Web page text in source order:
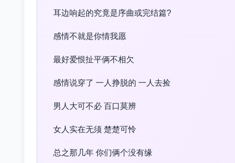
耳边响起的究竟是序曲或完结篇?
感情不就是你情我愿
最好爱恨扯平俩不相欠
感情说穿了 一人挣脱的 一人去捡
男人大可不必 百口莫辨
女人实在无须 楚楚可怜
总之那几年 你们俩个没有缘